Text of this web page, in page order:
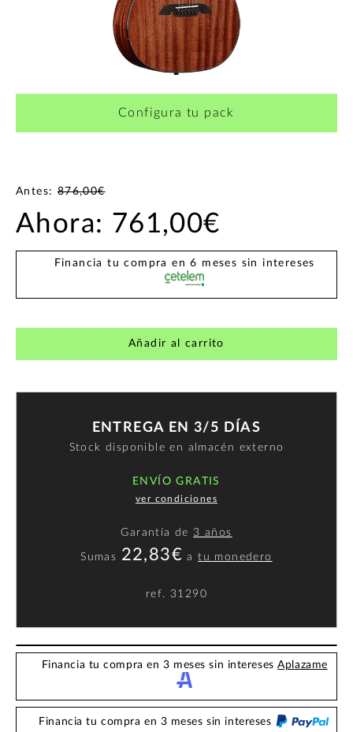
¿Quieres crearte tu propio pack?
Configura tu pack
Antes:876,00€
Ahora: 761,00€
Financia tu compra en 6 meses sin intereses
Añadir al carrito
ENTREGA EN 3/5 DÍAS
Stock disponible en almacén externo
ENVÍO GRATIS
ver condiciones
Garantía de 3 años
Sumas 22,83€ atu monedero
ref. 31290
Financia tu compra en 3 meses sin interesesAplazame
Financia tu compra en 3 meses sin intereses